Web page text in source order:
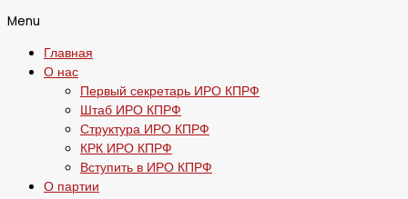
Menu
Главная
О нас
Первый секретарь ИРО КПРФ
Штаб ИРО КПРФ
Структура ИРО КПРФ
КРК ИРО КПРФ
Вступить в ИРО КПРФ
О партии